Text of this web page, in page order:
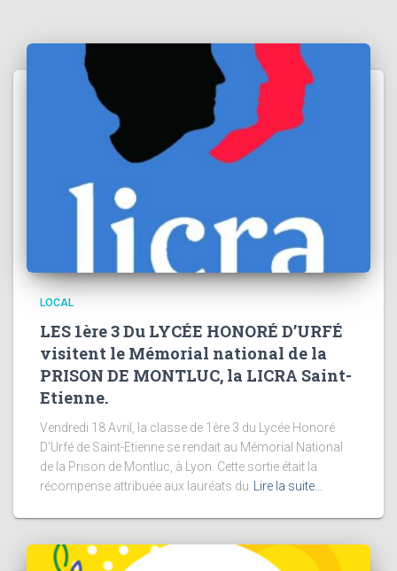
LOCAL
LES 1ère 3 Du LYCÉE HONORÉ D’URFÉ
visitent le Mémorial national de la
PRISON DE MONTLUC, la LICRA Saint-
Etienne.
Vendredi 18 Avril, la classe de 1ère 3 du Lycée Honoré
D’Urfé de Saint-Etienne se rendait au Mémorial National
de la Prison de Montluc, à Lyon. Cette sortie était la
récompense attribuée aux lauréats du
Lire la suite…